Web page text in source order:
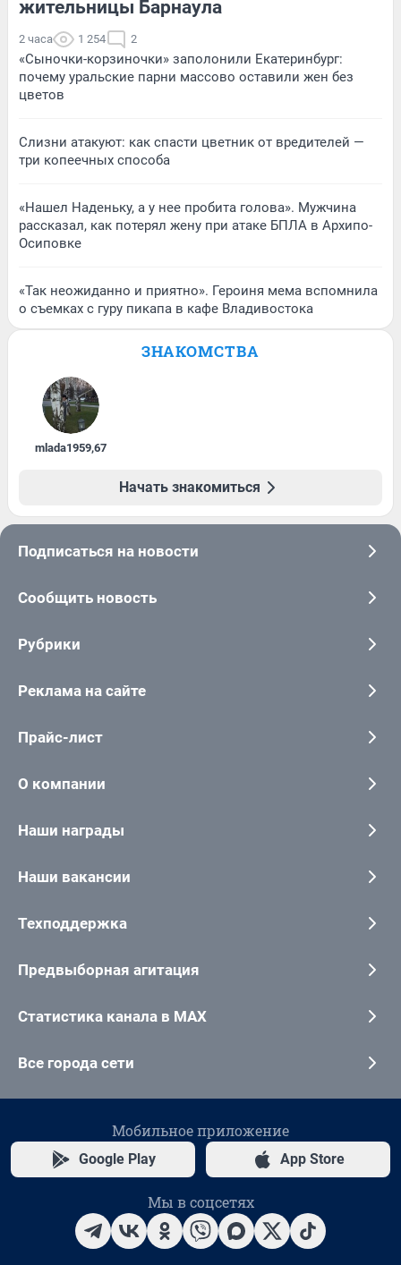
жительницы Барнаула
2 часа 1 254 2
«Сыночки-корзиночки» заполонили Екатеринбург:
почему уральские парни массово оставили жен без
цветов
Слизни атакуют: как спасти цветник от вредителей —
три копеечных способа
«Нашел Наденьку, а у нее пробита голова». Мужчина
рассказал, как потерял жену при атаке БПЛА в Архипо-
Осиповке
«Так неожиданно и приятно». Героиня мема вспомнила
о съемках с гуру пикапа в кафе Владивостока
ЗНАКОМСТВА
mlada1959,67
Начать знакомиться
Подписаться на новости
Сообщить новость
Рубрики
Реклама на сайте
Прайс-лист
О компании
Наши награды
Наши вакансии
Техподдержка
Предвыборная агитация
Статистика канала в MAX
Все города сети
Мобильное приложение
Google Play App Store
Мы в соцсетях